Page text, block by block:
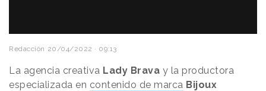
Redacción 20/04/2022 · 09:13
La agencia creativa Lady Brava y la productora
especializada en contenido de marca Bijoux